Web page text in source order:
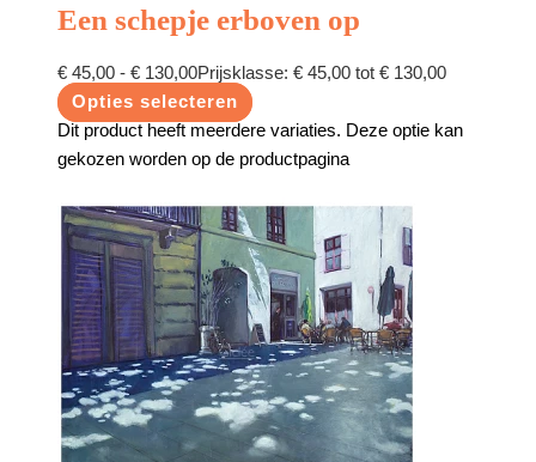
Een schepje erboven op
€ 45,00 - € 130,00Prijsklasse: € 45,00 tot € 130,00
Opties selecteren
Dit product heeft meerdere variaties. Deze optie kan
gekozen worden op de productpagina